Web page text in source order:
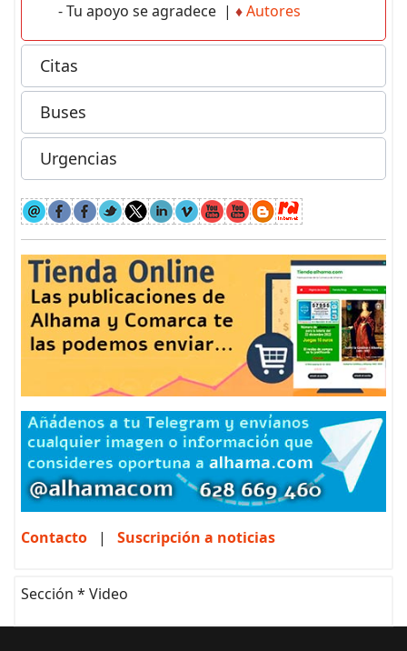
- Tu apoyo se agradece | ♦Autores
Citas
Buses
Urgencias
Contacto | Suscripción a noticias
Sección * Video